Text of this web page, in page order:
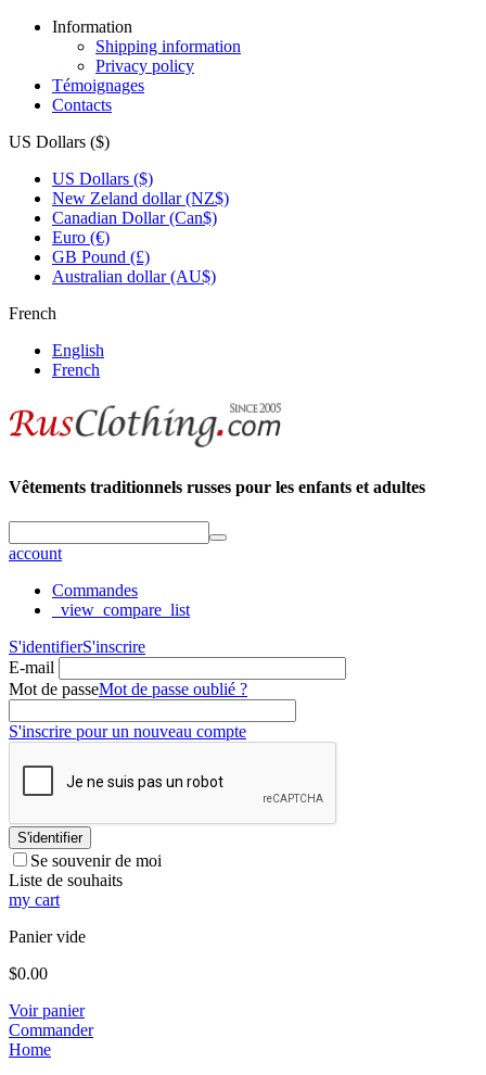
Information
Shipping information
Privacy policy
Témoignages
Contacts
US Dollars ($)
US Dollars ($)
New Zeland dollar (NZ$)
Canadian Dollar (Can$)
Euro (€)
GB Pound (£)
Australian dollar (AU$)
French
English
French
Vêtements traditionnels russes pour les enfants et adultes
account
Commandes
_view_compare_list
S'identifierS'inscrire
E-mail
Mot de passeMot de passe oublié ?
S'inscrire pour un nouveau compte
S'identifier
Se souvenir de moi
Liste de souhaits
my cart
Panier vide
$0.00
Voir panier
Commander
Home